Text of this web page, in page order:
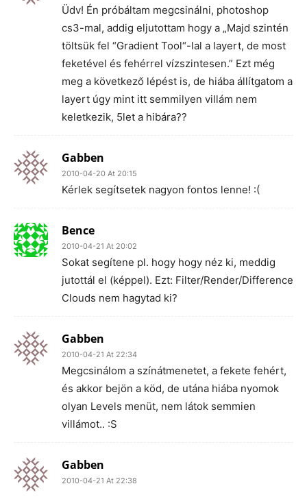
Üdv! Én próbáltam megcsinálni, photoshop
cs3-mal, addig eljutottam hogy a „Majd szintén
töltsük fel “Gradient Tool“-lal a layert, de most
feketével és fehérrel vízszintesen.” Ezt még
meg a következő lépést is, de hiába állítgatom a
layert úgy mint itt semmilyen villám nem
keletkezik, 5let a hibára??
Gabben
2010-04-20 At 20:15
Kérlek segítsetek nagyon fontos lenne! :(
Bence
2010-04-21 At 20:02
Sokat segítene pl. hogy hogy néz ki, meddig
jutottál el (képpel). Ezt: Filter/Render/Difference
Clouds nem hagytad ki?
Gabben
2010-04-21 At 22:34
Megcsinálom a színátmenetet, a fekete fehért,
és akkor bejön a köd, de utána hiába nyomok
olyan Levels menüt, nem látok semmien
villámot.. :S
Gabben
2010-04-21 At 22:38